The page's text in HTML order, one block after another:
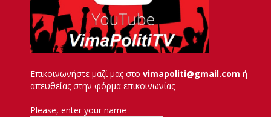
Επικοινωνήστε μαζί μας στο vimapoliti@gmail.com ή
απευθείας στην φόρμα επικοινωνίας
Please, enter your name